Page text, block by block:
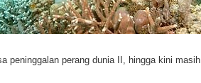
Saksi dan Kerahkan
peninggalan perang dunia II, hingga kini masih